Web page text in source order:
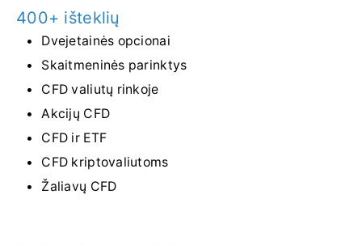
400+ išteklių
Dvejetainės opcionai
Skaitmeninės parinktys
CFD valiutų rinkoje
Akcijų CFD
CFD ir ETF
CFD kriptovaliutoms
Žaliavų CFD